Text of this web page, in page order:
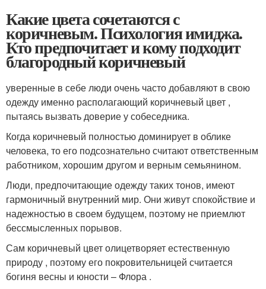
Какие цвета сочетаются с
коричневым. Психология имиджа.
Кто предпочитает и кому подходит
благородный коричневый
уверенные в себе люди очень часто добавляют в свою
одежду именно располагающий коричневый цвет ,
пытаясь вызвать доверие у собеседника.
Когда коричневый полностью доминирует в облике
человека, то его подсознательно считают ответственным
работником, хорошим другом и верным семьянином.
Люди, предпочитающие одежду таких тонов, имеют
гармоничный внутренний мир. Они живут спокойствие и
надежностью в своем будущем, поэтому не приемлют
бессмысленных порывов.
Сам коричневый цвет олицетворяет естественную
природу , поэтому его покровительницей считается
богиня весны и юности – Флора .